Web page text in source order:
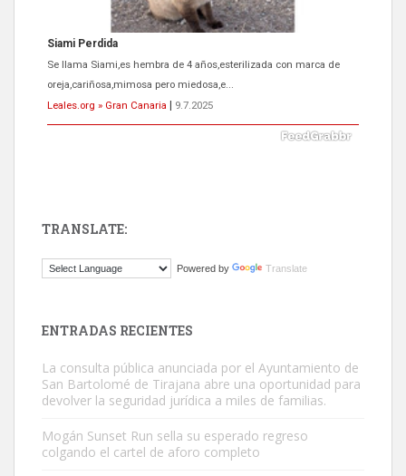
Siami Perdida
Se llama Siami,es hembra de 4 años,esterilizada con marca de
oreja,cariñosa,mimosa pero miedosa,e...
Leales.org » Gran Canaria | 9.7.2025
El ayuntamiento se va a llevar a Los Gatos callejeros de la zona los
Gato manso encontrado
TRANSLATE:
Powered by Translate
ENTRADAS RECIENTES
La consulta pública anunciada por el Ayuntamiento de
San Bartolomé de Tirajana abre una oportunidad para
devolver la seguridad jurídica a miles de familias.
Mogán Sunset Run sella su esperado regreso
colgando el cartel de aforo completo